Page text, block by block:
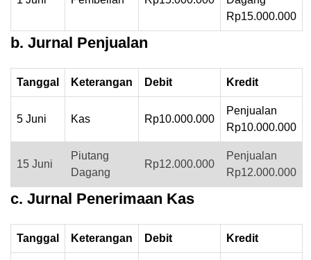
Rp15.000.000
b. Jurnal Penjualan
Tanggal Keterangan Debit Kredit
5 Juni Kas Rp10.000.000
Penjualan
Rp10.000.000
15 Juni
Piutang
Dagang
Rp12.000.000
Penjualan
Rp12.000.000
c. Jurnal Penerimaan Kas
Tanggal Keterangan Debit Kredit